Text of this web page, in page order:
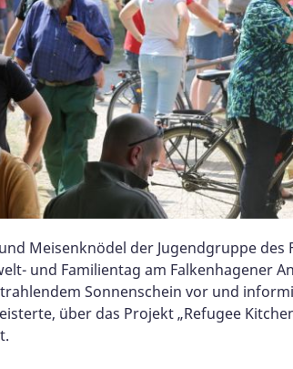
Meisenknödel der Jugendgruppe des
und Familientag am Falkenhagener
Sonnenschein vor und
über das Projekt „Refugee